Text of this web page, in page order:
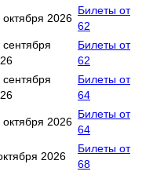
октября 2026
Билеты от
62
сентября
Билеты от
62
сентября
Билеты от
64
октября 2026
Билеты от
64
2026
Билеты от
68